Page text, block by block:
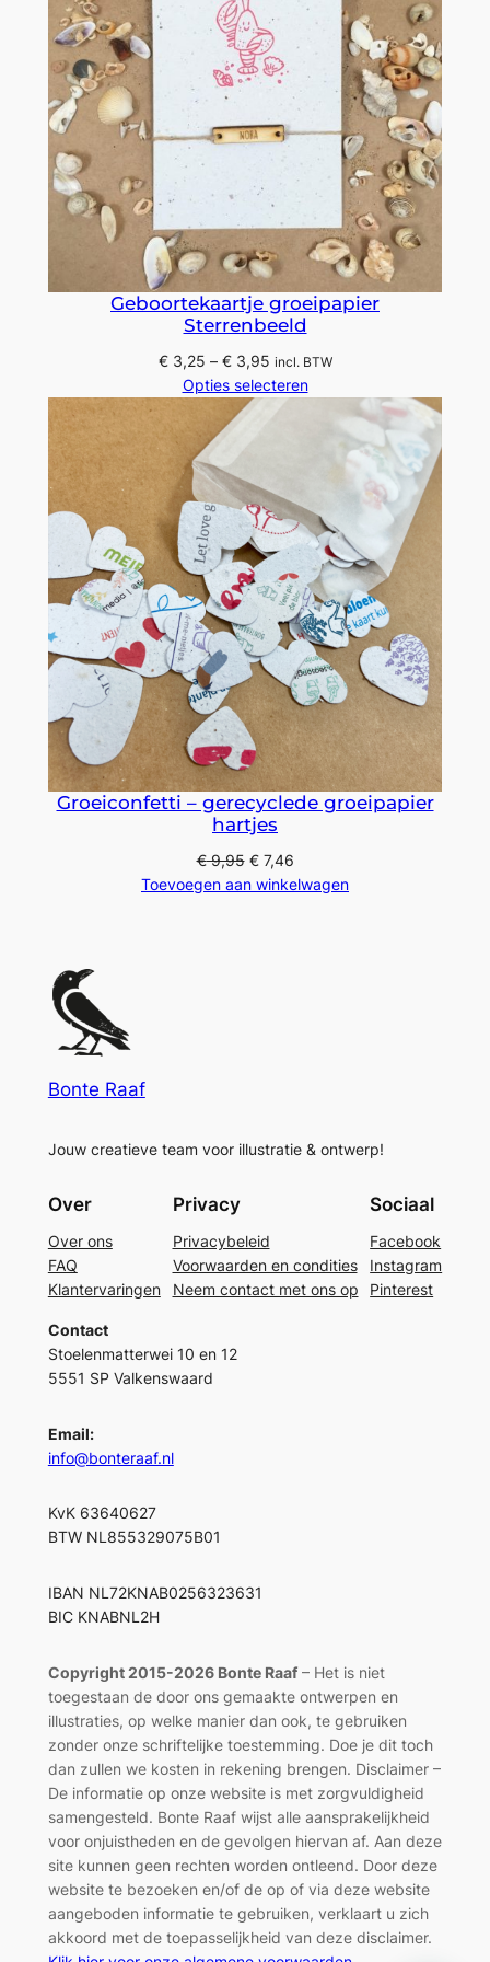
Geboortekaartje groeipapier
Sterrenbeeld
€3,25 – €3,95Prijsklasse:
€ 3,25
tot
incl. BTW
Opties selecteren
Groeiconfetti – gerecyclede groeipapier
hartjes
€9,95 €7,46
Toevoegen aan winkelwagen
Bonte Raaf
Jouw creatieve team voor illustratie & ontwerp!
Over
Over ons
FAQ
Klantervaringen
Privacy
Privacybeleid
Voorwaarden en condities
Neem contact met ons op
Sociaal
Facebook
Instagram
Pinterest
Contact
Stoelenmatterwei 10 en 12
5551 SP Valkenswaard
Email:
info@bonteraaf.nl
KvK 63640627
BTW NL855329075B01
IBAN NL72KNAB0256323631
BIC KNABNL2H
Copyright 2015-2026 Bonte Raaf– Het is niet
toegestaan de door ons gemaakte ontwerpen en
illustraties, op welke manier dan ook, te gebruiken
zonder onze schriftelijke toestemming. Doe je dit toch
dan zullen we kosten in rekening brengen. Disclaimer –
De informatie op onze website is met zorgvuldigheid
samengesteld. Bonte Raaf wijst alle aansprakelijkheid
voor onjuistheden en de gevolgen hiervan af. Aan deze
site kunnen geen rechten worden ontleend. Door deze
website te bezoeken en/of de op of via deze website
aangeboden informatie te gebruiken, verklaart u zich
akkoord met de toepasselijkheid van deze disclaimer.